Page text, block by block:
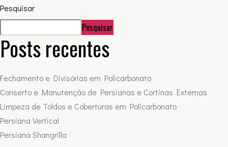
Pesquisar
Pesquisar
Posts recentes
Fechamento e Divisórias em Policarbonato
Conserto e Manutenção de Persianas e Cortinas Externas
Limpeza de Toldos e Coberturas em Policarbonato
Persiana Vertical
Persiana Shangrilla